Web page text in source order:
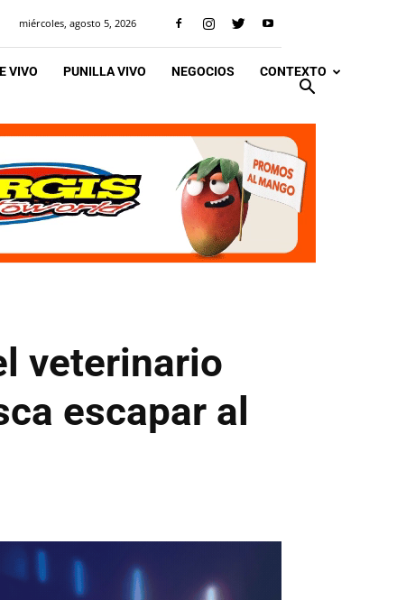
miércoles, agosto 5, 2026
VIVO PUNILLA VIVO NEGOCIOS CONTEXTO
veterinario
escapar al